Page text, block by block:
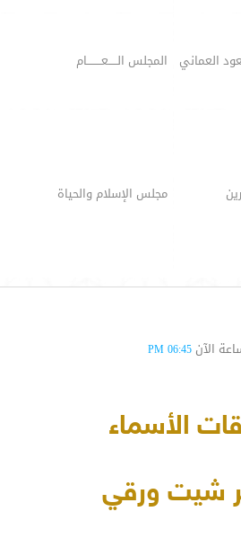
العماني المجلس الـــــعــــــــام
مجلس الإسلام والحياة
الآن 06:45 PM
الأسماء
شيت ورقي